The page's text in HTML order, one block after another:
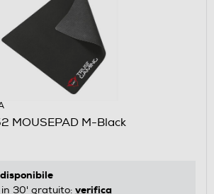
MOUSEPAD M-Black
disponibile
in 30' gratuito: verifica